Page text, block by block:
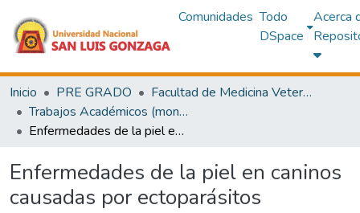
Comunidades Todo
DSpace
Acerca
Inicio PRE GRADO
Facultad de Medicina Veterinaria y Zootecnia
Trabajos Académicos (monografías)
Enfermedades de la piel en caninos causadas por ectoparásitos
Enfermedades de la piel en caninos
causadas por ectoparásitos